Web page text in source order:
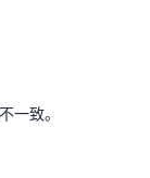
一致。